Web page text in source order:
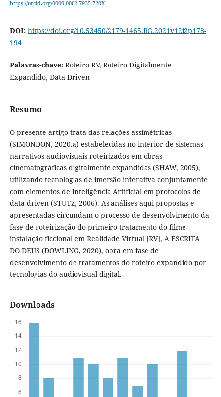
https://orcid.org/0000-0002-7935-720X
DOI: https://doi.org/10.53450/2179-1465.RG.2021v12i2p178-
194
Palavras-chave: Roteiro RV, Roteiro Digitalmente
Expandido, Data Driven
Resumo
O presente artigo trata das relações assimétricas
(SIMONDON, 2020.a) estabelecidas no interior de sistemas
narrativos audiovisuais roteirizados em obras
cinematográficas digitalmente expandidas (SHAW, 2005),
utilizando tecnologias de imersão interativa conjuntamente
com elementos de Inteligência Artificial em protocolos de
data driven (STUTZ, 2006). As análises aqui propostas e
apresentadas circundam o processo de desenvolvimento da
fase de roteirização do primeiro tratamento do filme-
instalação ficcional em Realidade Virtual [RV], A ESCRITA
DO DEUS (DOWLING, 2020), obra em fase de
desenvolvimento de tratamentos do roteiro expandido por
tecnologias do audiovisual digital.
Downloads